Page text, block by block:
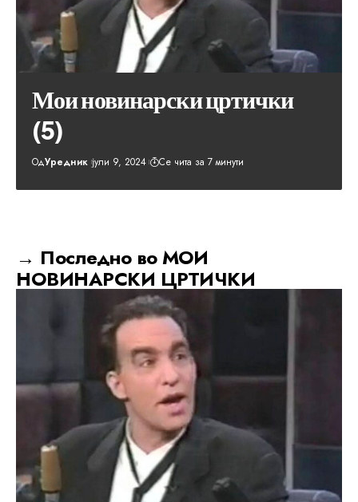
Мои новинарски цртички
(5)
ОдУредник јули 9, 2024 Се чита за 7 минути
→ Последно во МОИ
НОВИНАРСКИ ЦРТИЧКИ